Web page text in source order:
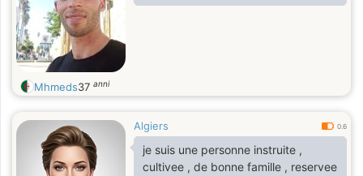
Mhmeds37 anni
Algiers 0.6
je suis une personne instruite ,
cultivee , de bonne famille , reservee